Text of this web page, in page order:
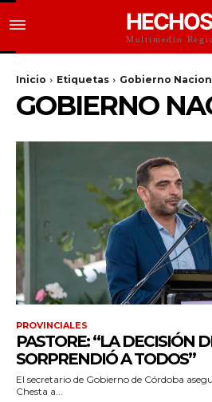
HECHOS
Multimedio
Inicio Etiquetas Gobierno
GOBIERNO
PROVINCIALES
PASTORE: “LA DECISIÓN
SORPRENDIÓ A TODOS”
El secretario de Gobierno de Córdoba
Chesta a...